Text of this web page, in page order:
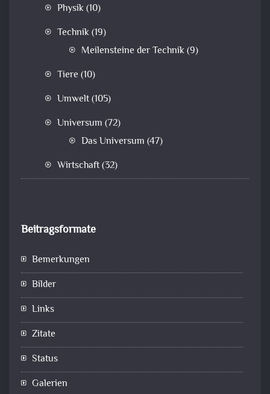
Physik(10)
Technik(19)
Meilensteine der Technik(9)
Tiere (10)
Umwelt(105)
Universum (72)
Das Universum (47)
Wirtschaft(32)
Beitragsformate
Bemerkungen
Bilder
Links
Zitate
Status
Galerien